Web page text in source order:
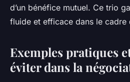
d’un bénéfice mutuel. Ce trio
fluide et efficace dans le cadre
Exemples pratiques
éviter dans la